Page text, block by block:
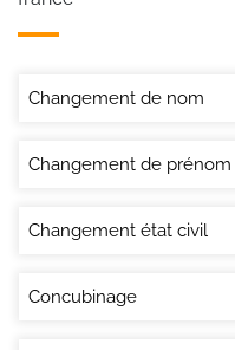
Changement de nom
Changement de prénom
Changement état civil
Concubinage